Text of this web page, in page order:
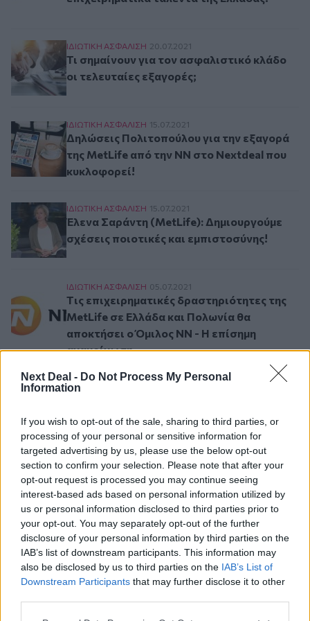
Next Deal - Do Not Process My Personal
Information
If you wish to opt-out of the sale, sharing to third parties, or
processing of your personal or sensitive information for
targeted advertising by us, please use the below opt-out
section to confirm your selection. Please note that after your
opt-out request is processed you may continue seeing
interest-based ads based on personal information utilized by
us or personal information disclosed to third parties prior to
your opt-out. You may separately opt-out of the further
disclosure of your personal information by third parties on the
IAB’s list of downstream participants. This information may
also be disclosed by us to third parties on the IAB’s List of
Downstream Participants that may further disclose it to other
Τι σημαίνουν για τον ασφαλιστικό κλάδο οι
ΙΔΙΩΤΙΚΗ ΑΣΦAΛΙΣΗ 20.07.2021
Τι σημαίνουν για τον ασφαλιστικό κλάδο
οι τελευταίες εξαγορές;
Δηλώσεις Πολιτοπούλου για την εξαγορά
ΙΔΙΩΤΙΚΗ ΑΣΦAΛΙΣΗ 15.07.2021
Δηλώσεις Πολιτοπούλου για την εξαγορά
της MetLife από την NN στο Nextdeal που
κυκλοφορεί!
Έλενα Σαράντη (MetLife): Δημιουργούμε
ΙΔΙΩΤΙΚΗ ΑΣΦAΛΙΣΗ 15.07.2021
Έλενα Σαράντη (MetLife): Δημιουργούμε
σχέσεις ποιοτικές και εμπιστοσύνης!
Tις επιχειρηματικές δραστηριότητες της
ΙΔΙΩΤΙΚΗ ΑΣΦAΛΙΣΗ 05.07.2021
Tις επιχειρηματικές δραστηριότητες της
MetLife σε Ελλάδα και Πολωνία θα
αποκτήσει ο Όμιλος NN - Η επίσημη
ανακοίνωση
Current page
Ροή ειδήσεων Δημοφιλή
07.08.2026 - 14:38
Θεόδωρος Τέγος (ΓΝΑ ΕΥΑΓΓΕΛΙΣΜΟΣ): Νέο παράθυρο
ελπίδας για τους ογκολογικούς ασθενείς μέσω κλινικών
δοκιμών